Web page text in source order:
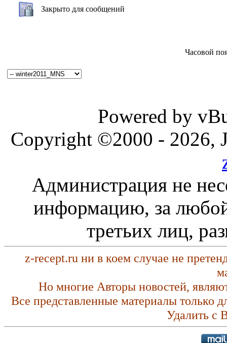
Закрыто для сообщений
Часовой
Powered by
Copyright ©2000 - 2026,
Администрация не
информацию, за любой
третьих лиц,
z-recept.ru ни в коем случае не
Но многие Авторы новостей,
Все представленные материалы только
Удалить с